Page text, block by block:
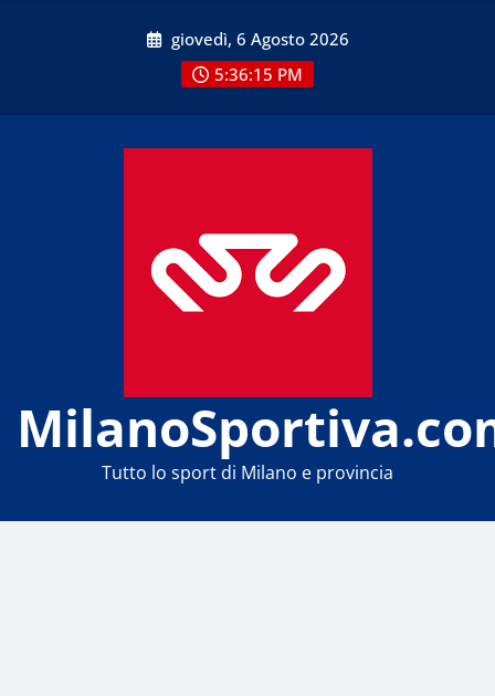
giovedì, 6 Agosto 2026
5:36:15 PM
Tutto lo sport di Milano e provincia